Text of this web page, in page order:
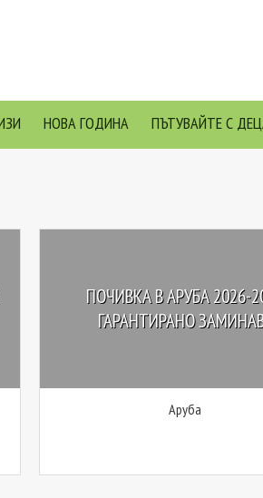
НОВА ГОДИНА ПЪТУВАЙТЕ С
ПОЧИВКА В АРУБА 2026-
ГАРАНТИРАНО
Аруба